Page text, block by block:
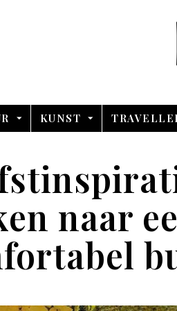
KUNST
naar